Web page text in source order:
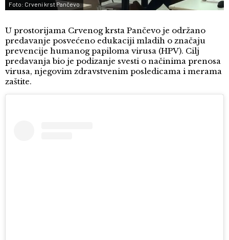
Foto: Crveni krst Pančevo
U prostorijama Crvenog krsta Pančevo je održano
predavanje posvećeno edukaciji mladih o značaju
prevencije humanog papiloma virusa (HPV). Cilj
predavanja bio je podizanje svesti o načinima prenosa
virusa, njegovim zdravstvenim posledicama i merama
zaštite.